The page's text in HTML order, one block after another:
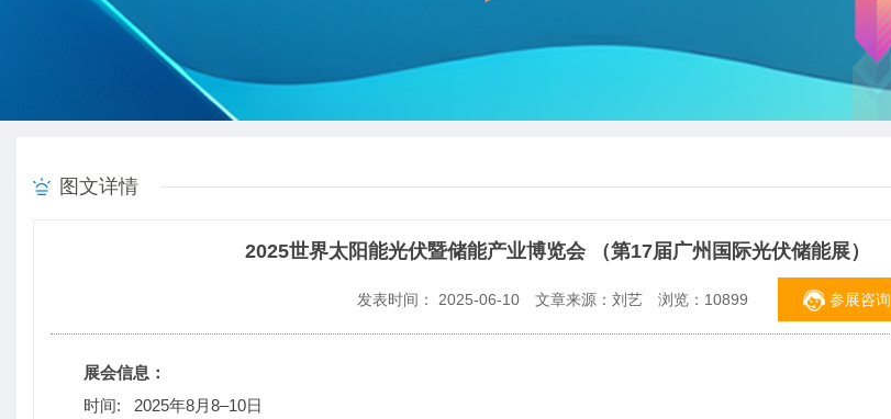
图文详情
2025世界太阳能光伏暨储能产业博览会 （第17届广州国际光伏储能展）
发表时间： 2025-06-10 文章来源：刘艺 浏览： 10899 参展咨询
展会信息：
时间: 2025年8月8–10日